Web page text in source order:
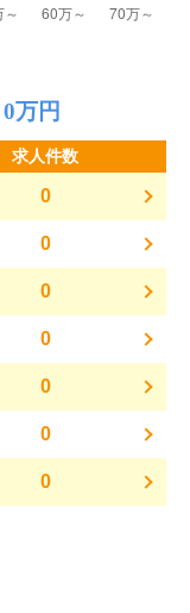
0万円
求人件数
0
0
0
0
0
0
0